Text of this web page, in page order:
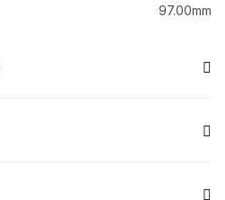
97.00mm